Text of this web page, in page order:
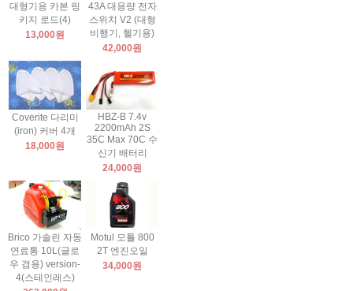
대형기용 카본 링
키지 로드(4)
13,000원
43A 대용량 전자
스위치 V2 (대형
비행기, 헬기용)
42,000원
Coverite 다리미
(iron) 커버 4개
18,000원
HBZ-B 7.4v
2200mAh 2S
35C Max 70C 수
신기 배터리
24,000원
Brico 가솔린 자동
연료통 10L(글로
우 겸용) version-
4(스테인레스)
Motul 모튤 800
2T 엔진오일
34,000원